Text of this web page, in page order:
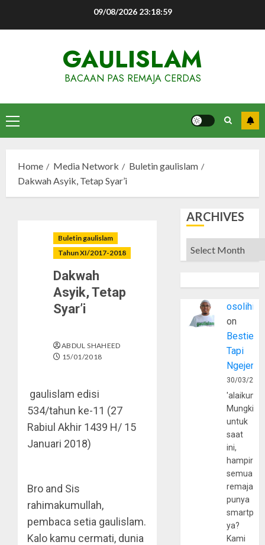
09/08/2026 23:19:00
GAULISLAM
BACAAN PAS REMAJA CERDAS
Primary
Menu
Home Media Network
Buletin gaulislam
Dakwah Asyik, Tetap Syar’i
Buletin gaulislam
Tahun XI/2017-2018
Dakwah
Asyik, Tetap
Syar’i
ABDUL SHAHEED
15/01/2018
gaulislam edisi
534/tahun ke-11 (27
Rabiul Akhir 1439 H/ 15
Januari 2018)
Bro and Sis
rahimakumullah,
pembaca setia gaulislam.
Kalo kamu cermati, dunia
ARCHIVES
Archives
osolihin
on
Bestie
Tapi
30/03/
Mungkin
untuk
saat
ini,
hampir
semua
remaja
punya
ya?
Kami